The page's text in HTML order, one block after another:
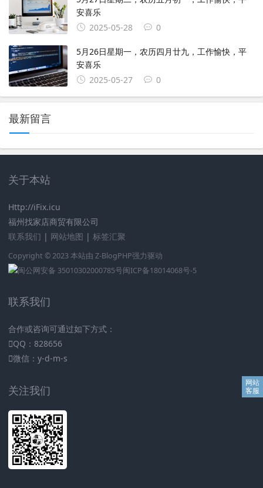
安喜乐
2025-05-28
0
5月26日星期一，农历四月廿九，工作愉快，平
安喜乐
2025-05-27
0
最新留言
关于本站
Http://iFix.icu
福州找家店商贸有限公司
联系我们 | 网站地图 | 标签汇聚
Copyright © 2023 本站由 Z-BlogPHP强力驱动
闽公网安备 35010302000785号闽ICP备18014068号-5
联系我们
合作或咨询可通过如下方式：
QQ：828656
微信：y-d-m-s
关注我们